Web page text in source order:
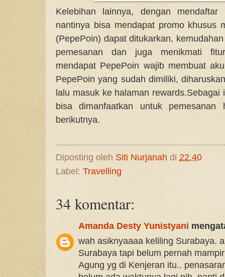
Kelebihan lainnya, dengan
nantinya bisa mendapat promo khusus
(PepePoin) dapat ditukarkan,
pemesanan dan juga menikmati
mendapat PepePoin wajib membuat
PepePoin yang sudah dimiliki,
lalu masuk ke halaman
bisa dimanfaatkan untuk
berikutnya.
Diposting oleh Siti Nurjanah di 22.40
Label: Travelling
34 komentar:
Amanda Desty Yunistyani
wah asiknyaaaa keliling Surabaya.
Surabaya tapi belum pernah
Agung yg di Kenjeran itu..